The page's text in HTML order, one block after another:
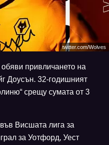
twitter.com/Wolves
привличането на
Доусън. 32-годишният
срещу сумата от 3
Висшата лига за
за Уотфорд, Уест